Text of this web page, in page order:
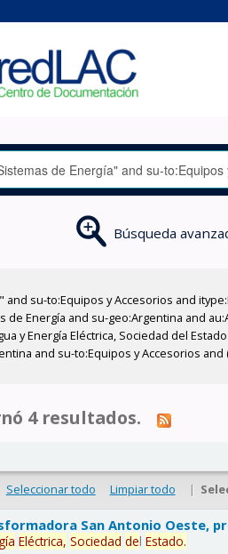
Búsqueda
su-to:Equipos y Accesorios and
Energía and su-geo:Argentina and
y Energía Eléctrica, Sociedad del
and su-to:Equipos y Accesorios
4 resultados.
Seleccionar todo Limpiar todo |
San Antonio Oeste,
Eléctrica, Sociedad delEstado.